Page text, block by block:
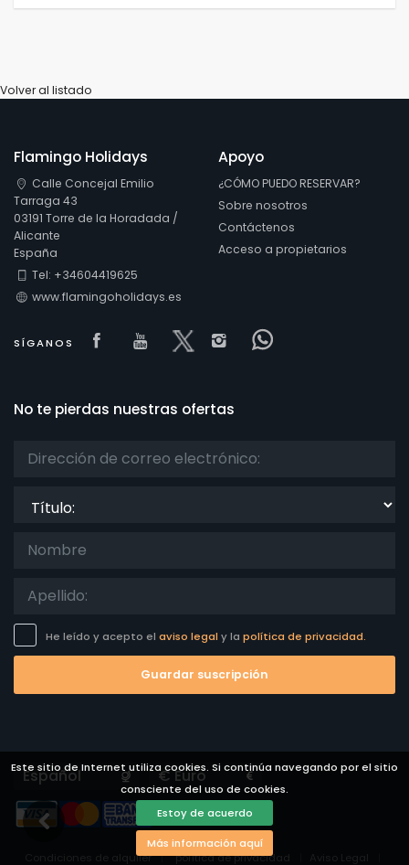
Este sitio de Internet utiliza cookies. Si continúa navegando por el sitio
consciente del uso de cookies.
Estoy de acuerdo
Más información aquí
Volver al listado
Flamingo Holidays
Calle Concejal Emilio
Tarraga 43
03191 Torre de la Horadada /
Alicante
España
Tel: +34604419625
www.flamingoholidays.es
SÍGANOS Visit our Facebook page
Visit our youtube page
Visit our x page
Visit our isntagram
Visit our
Apoyo
¿CÓMO PUEDO RESERVAR?
Sobre nosotros
Contáctenos
Acceso a propietarios
No te pierdas nuestras ofertas
He leído y acepto el aviso legal y la política de privacidad.
Guardar suscripción
Languages Currencies
Condiciones de alquiler política de privacidad Aviso Legal